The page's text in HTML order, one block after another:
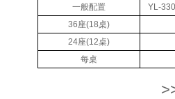
一般配置
YL-
36座(18桌)
24座(12桌)
每桌